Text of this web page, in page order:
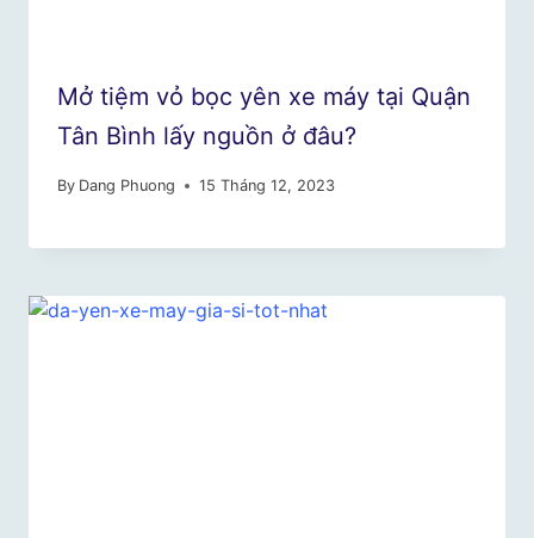
Mở tiệm vỏ bọc yên xe máy tại Quận
Tân Bình lấy nguồn ở đâu?
By Dang Phuong 15 Tháng 12, 2023